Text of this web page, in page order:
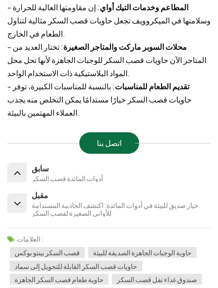
-
المطاعم وخدمات التيك أواي: إن مقاومتها العالية للحرارة
وسلامتها في الميكروويف تجعل حاويات قصب السكر مثالية لتناول
الطعام في الخارج.
-
محلات السوبر ماركت والمتاجر الصغيرة: تختار العديد من
المتاجر الآن حاويات قصب السكر للوجبات الجاهزة لأنها تحل محل
المواد البلاستيكية ذات الاستخدام الواحد.
-
تقديم الطعام للمناسبات: بالنسبة للمناسبات الكبيرة، توفر
حاويات قصب السكر خيارًا مستدامًا يمكن التخلص منه يجذب
العملاء المهتمين بالبيئة.
اتصل بنا
سابق
أدوات المائدة قصب السكر
مقبل
خيار صديق للبيئة في أدوات المائدة: اكتشف الجاذبية المستدامة
للأواني الصغيرة لقصب السكر
العلامات :
قصب السكر بينتو بوكس
حاوية الوجبات الجاهزة الصديقة للبيئة
حاويات قصب السكر القابلة للتحويل إلى سماد
حاوية طعام قصب السكر الجاهزة
صندوق غداء تفل قصب السكر